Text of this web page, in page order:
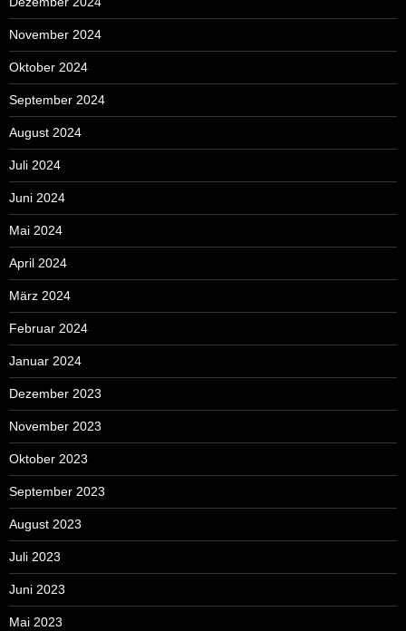
November 2024
Oktober 2024
September 2024
August 2024
Juli 2024
Juni 2024
Mai 2024
April 2024
März 2024
Februar 2024
Januar 2024
Dezember 2023
November 2023
Oktober 2023
September 2023
August 2023
Juli 2023
Juni 2023
Mai 2023